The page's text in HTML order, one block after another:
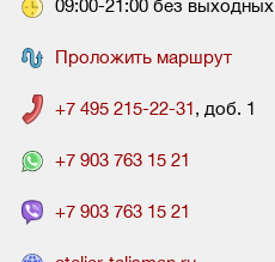
09:00-21:00 без выходных
Проложить маршрут
+7 495 215-22-31 , доб. 1
+7 903 763 15 21
+7 903 763 15 21